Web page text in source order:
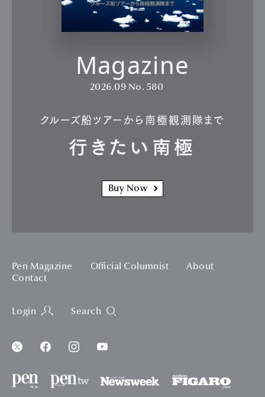
Magazine
2026.09 No. 580
クルーズ船ツアーから南極観測隊まで
行きたい南極
Buy Now
Pen Magazine Official Columnist
About
Contact
Login Search